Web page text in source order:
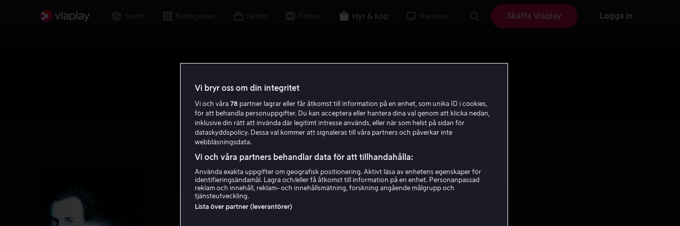
Sport Kategorier Serier Filmer Hyr & köp Kanaler Skaffa Viaplay Logga in
Vi bryr oss om din integritet
Vi och våra 78 partner lagrar eller får åtkomst till information på en enhet, som unika ID i cookies,
för att behandla personuppgifter. Du kan acceptera eller hantera dina val genom att klicka nedan,
inklusive din rätt att invända där legitimt intresse används, eller när som helst på sidan för
dataskyddspolicy. Dessa val kommer att signaleras till våra partners och påverkar inte
webbläsningsdata.
Vi och våra partners behandlar data för att tillhandahålla:
Använda exakta uppgifter om geografisk positionering. Aktivt läsa av enhetens egenskaper för
identifieringsändamål. Lagra och/eller få åtkomst till information på en enhet. Personanpassad
reklam och innehåll, reklam- och innehållsmätning, forskning angående målgrupp och
tjänsteutveckling.
Lista över partner (leverantörer)